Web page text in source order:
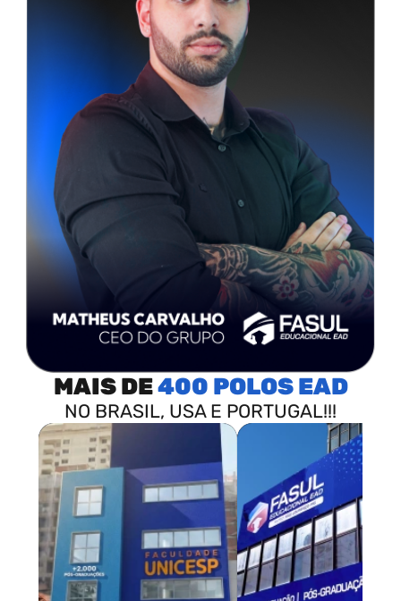
MAIS DE400 POLOS
NO BRASIL, USA E PORTUGAL!!!